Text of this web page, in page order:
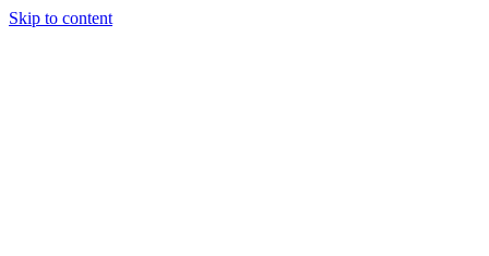
Skip to content